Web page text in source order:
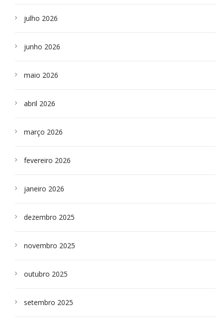
julho 2026
junho 2026
maio 2026
abril 2026
março 2026
fevereiro 2026
janeiro 2026
dezembro 2025
novembro 2025
outubro 2025
setembro 2025